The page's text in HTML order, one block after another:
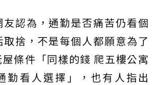
認為，通勤是否痛苦仍看個
捨，不是每個人都願意為了
條件「同樣的錢 爬五樓公寓
勤看人選擇」，也有人指出